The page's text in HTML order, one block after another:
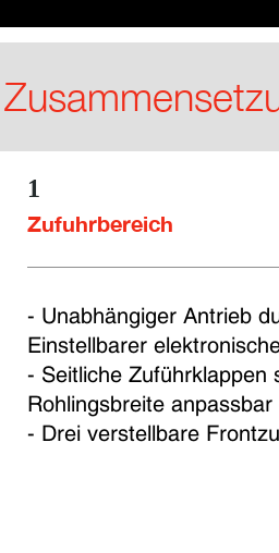
1
Zufuhrbereich
- Unabhängiger Antrieb
Einstellbarer
- Seitliche Zuführklappen
Rohlingsbreite
- Drei verstellbare